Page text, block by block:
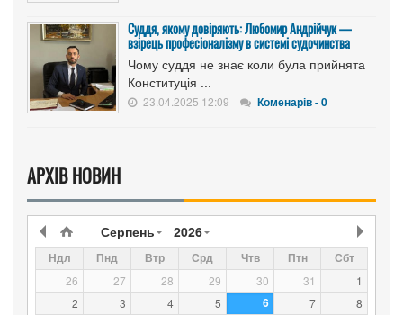
Суддя, якому довіряють: Любомир Андрійчук —
взірець професіоналізму в системі судочинства
Чому суддя не знає коли була прийнята
Конституція ...
23.04.2025 12:09 Коменарів - 0
АРХІВ НОВИН
Серпень 2026
Ндл Пнд Втр Срд Чтв Птн Сбт
26 27 28 29 30 31
1
2
3 4 5 6 7
8